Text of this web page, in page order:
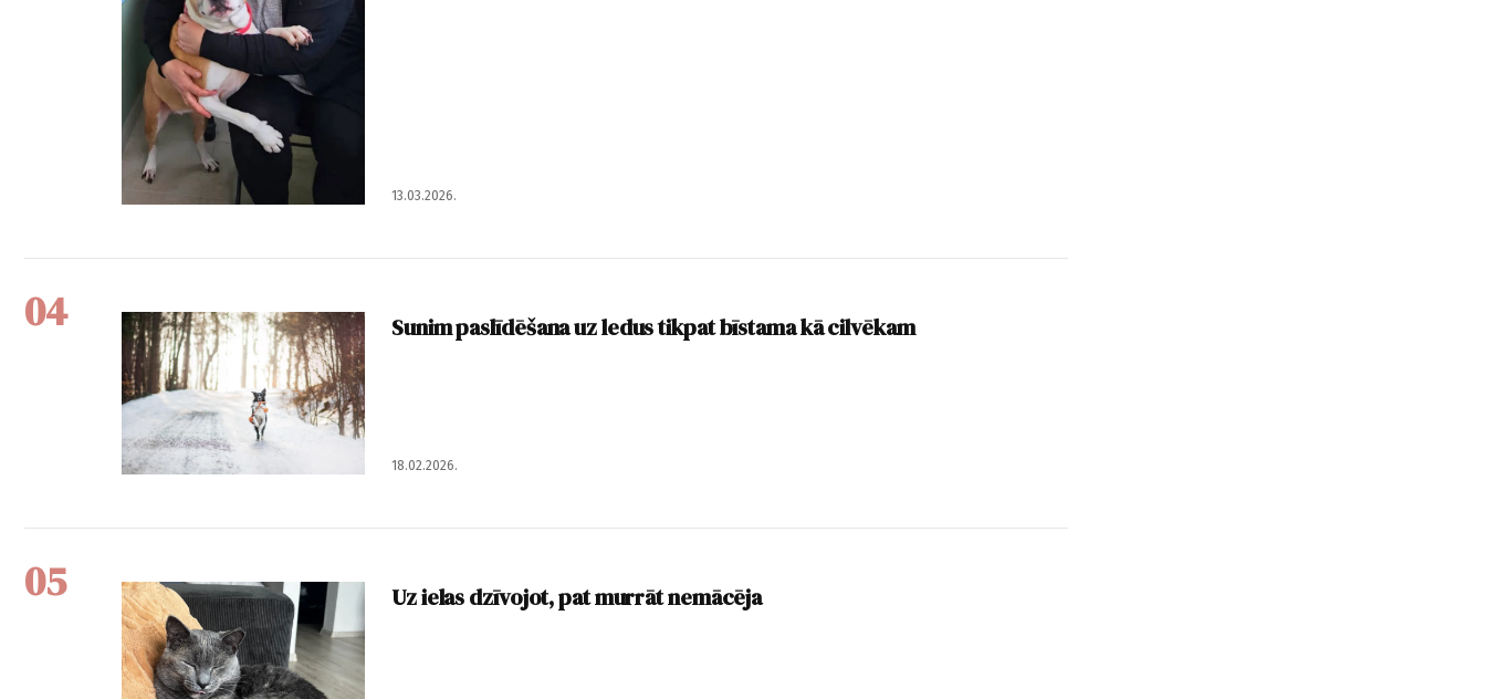
13.03.2026.
04 Sunim paslīdēšana uz ledus tikpat bīstama kā cilvēkam
18.02.2026.
05 Uz ielas dzīvojot, pat murrāt nemācēja